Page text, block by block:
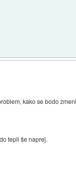
kako se bodo
tepli še naprej.